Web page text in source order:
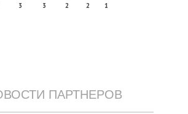
3 3 2 2 1
ПАРТНЕРОВ